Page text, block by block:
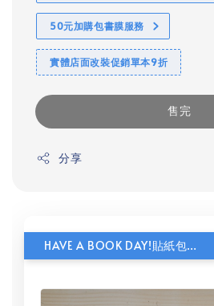
50元加購包書膜服務
實體店面改裝促銷單本9折
售完
分享
HAVE A BOOK DAY!貼紙包加價購